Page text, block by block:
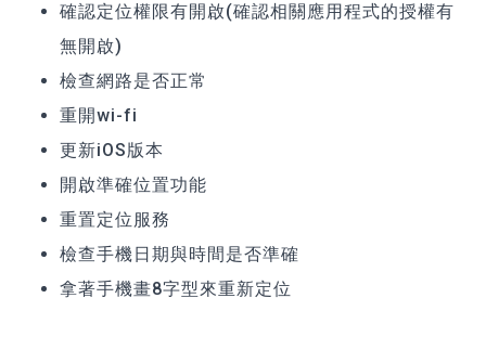
確認定位權限有開啟(確認相關應用程式的授權有
無開啟)
檢查網路是否正常
重開wi-fi
更新iOS版本
開啟準確位置功能
重置定位服務
檢查手機日期與時間是否準確
拿著手機畫8字型來重新定位